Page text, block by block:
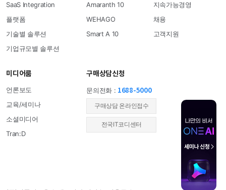
SaaS Integration
플랫폼
기술별 솔루션
기업규모별 솔루션
Amaranth 10
WEHAGO
Smart A 10
지속가능경영
채용
고객지원
미디어룸
언론보도
교육/세미나
소셜미디어
Tran:D
구매상담신청
문의전화 : 1688-5000
​구매상담 온라인접수
전국IT코디센터